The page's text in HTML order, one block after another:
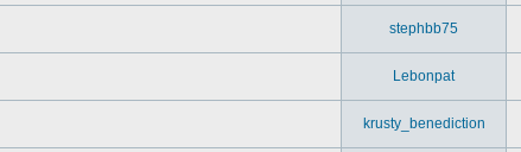
stephbb75
Lebonpat
krusty_benediction